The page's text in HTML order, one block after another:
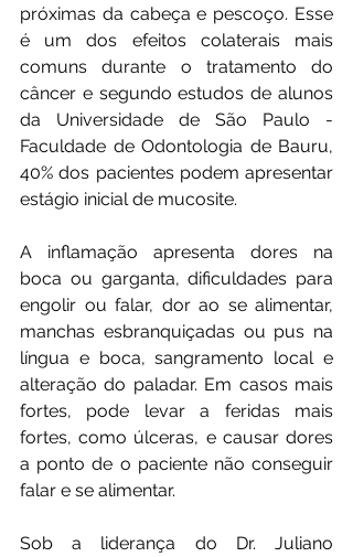
próximas da cabeça e pescoço. Esse
é um dos efeitos colaterais mais
comuns durante o tratamento do
câncer e segundo estudos de alunos
da Universidade de São Paulo -
Faculdade de Odontologia de Bauru,
40% dos pacientes podem apresentar
estágio inicial de mucosite.
A inflamação apresenta dores na
boca ou garganta, dificuldades para
engolir ou falar, dor ao se alimentar,
manchas esbranquiçadas ou pus na
língua e boca, sangramento local e
alteração do paladar. Em casos mais
fortes, pode levar a feridas mais
fortes, como úlceras, e causar dores
a ponto de o paciente não conseguir
falar e se alimentar.
Sob a liderança do Dr. Juliano